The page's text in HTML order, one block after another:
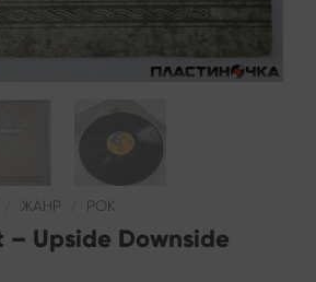
ЖАНР РОК
– Upside Downside